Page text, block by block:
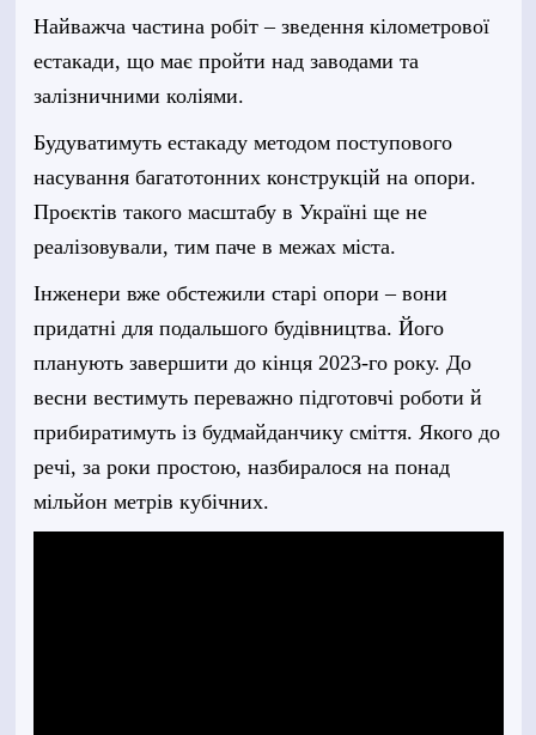
Найважча частина робіт – зведення кілометрової
естакади, що має пройти над заводами та
залізничними коліями.
Будуватимуть естакаду методом поступового
насування багатотонних конструкцій на опори.
Проєктів такого масштабу в Україні ще не
реалізовували, тим паче в межах міста.
Інженери вже обстежили старі опори – вони
придатні для подальшого будівництва. Його
планують завершити до кінця 2023-го року. До
весни вестимуть переважно підготовчі роботи й
прибиратимуть із будмайданчику сміття. Якого до
речі, за роки простою, назбиралося на понад
мільйон метрів кубічних.